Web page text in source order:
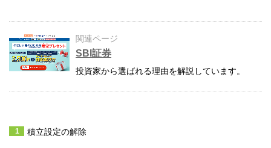
関連ページ
SBI証券
投資家から選ばれる理由を解説しています。
積立設定の解除